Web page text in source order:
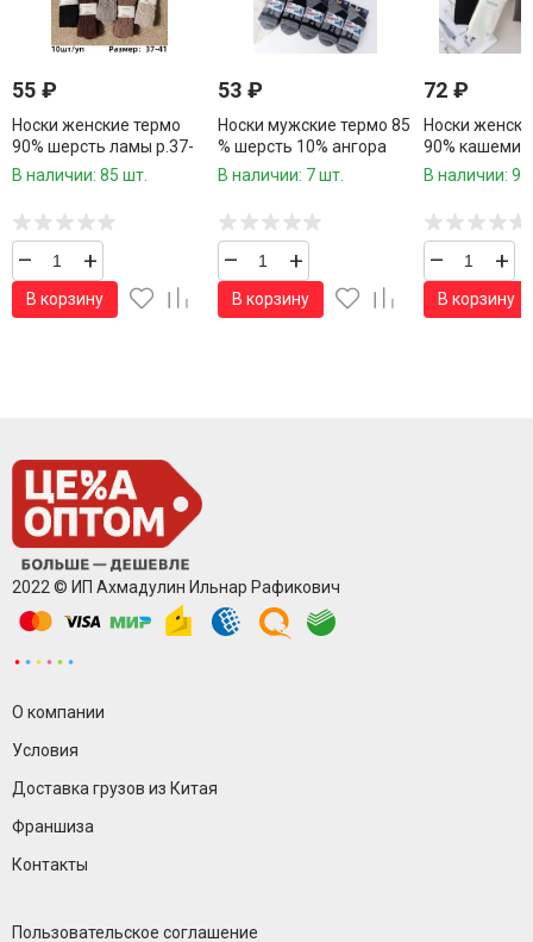
55 ₽
Носки женские термо
90% шерсть ламы р.37-
41 / 10 пар в упаковке/1
В наличии: 85 шт.
– +
В корзину
53 ₽
Носки мужские термо 85
% шерсть 10% ангора
р.41-47 / 10 пар в
В наличии: 7 шт.
– +
В корзину
72 ₽
Носки
90%
10 пар в
В наличии:
– +
В корзину
2022 © ИП Ахмадулин Ильнар Рафикович
О компании
Условия
Доставка грузов из Китая
Франшиза
Контакты
Пользовательское соглашение